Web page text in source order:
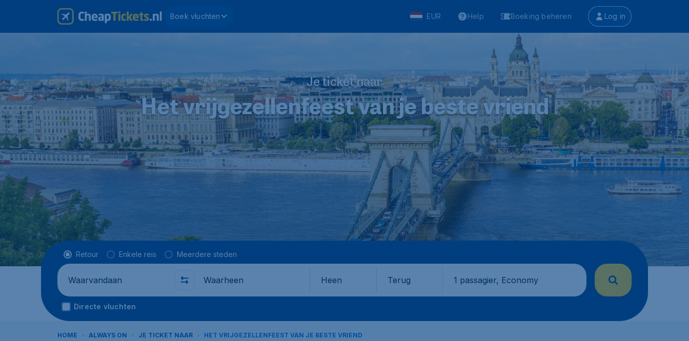
Boek vluchten EUR Help Boeking beheren Log in
Je ticket naar
Het vrijgezellenfeest van je beste vriend
Vluchttype
Retour Enkele reis Meerdere steden
Waarvandaan Waarheen Heen Terug 1 passagier, Economy
Directe vluchten
HOME ALWAYS ON JE TICKET NAAR HET VRIJGEZELLENFEEST VAN JE BESTE VRIEND